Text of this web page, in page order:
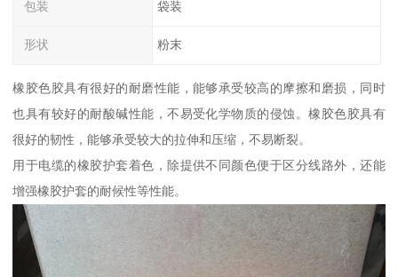
包装 袋装
形状 粉末
橡胶色胶具有很好的耐磨性能，能够承受较高的摩擦和磨损，同时
也具有较好的耐酸碱性能，不易受化学物质的侵蚀。橡胶色胶具有
很好的韧性，能够承受较大的拉伸和压缩，不易断裂。
用于电缆的橡胶护套着色，除提供不同颜色便于区分线路外，还能
增强橡胶护套的耐候性等性能。